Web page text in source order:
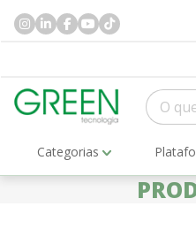
Categorias